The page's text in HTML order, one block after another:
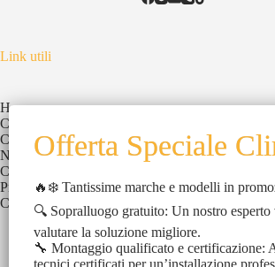
Link utili
Home
Chi Siamo
Catalogo
News
Contatti
Privacy Policy
Cookies Policy
🔥❄️ Tantissime marche e modelli in
🔍 Sopralluogo gratuito: Un nostro esperto
valutare la soluzione migliore.
🔧 Montaggio qualificato e certificazione:
tecnici certificati per un’installazione